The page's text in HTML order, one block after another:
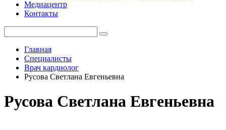
Медиацентр
Контакты
Главная
Специалисты
Врач кардиолог
Русова Светлана Евгеньевна
Русова Светлана Евгеньевна